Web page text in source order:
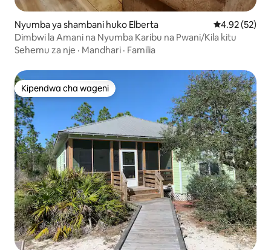
Nyumba ya shambani huko Elberta Ukadiriaji wa
4.92 (52)
Dimbwi la Amani na Nyumba Karibu na Pwani/Kila kitu
Sehemu za nje · Mandhari · Familia
Kipendwa cha wageni
Kipendwa cha wageni